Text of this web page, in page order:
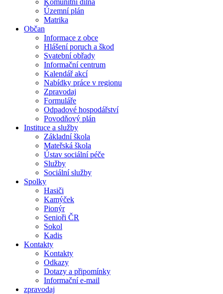
Komunitní dílna
Územní plán
Matrika
Občan
Informace z obce
Hlášení poruch a škod
Svatební obřady
Informační centrum
Kalendář akcí
Nabídky práce v regionu
Zpravodaj
Formuláře
Odpadové hospodářství
Povodňový plán
Instituce a služby
Základní škola
Mateřská škola
Ústav sociální péče
Služby
Sociální služby
Spolky
Hasiči
Kamýček
Pionýr
Senioři ČR
Sokol
Kadis
Kontakty
Kontakty
Odkazy
Dotazy a připomínky
Informační e-mail
zpravodaj